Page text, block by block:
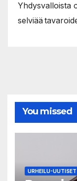
Yhdysvalloista
selviää
You missed
URHEILU-UUTISET